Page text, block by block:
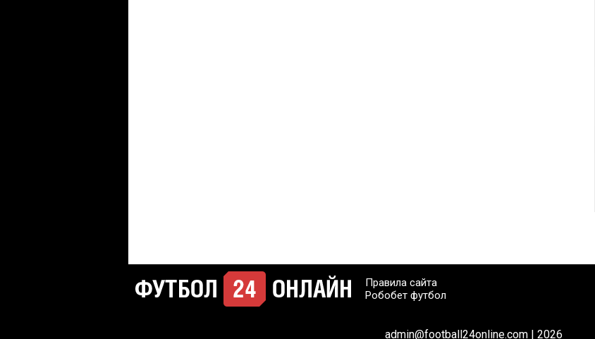
Правила сайта
Робобет футбол
admin@football24online.com | 2026